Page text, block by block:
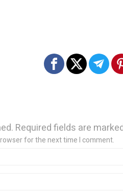
Required fields are
for the next time I comment.